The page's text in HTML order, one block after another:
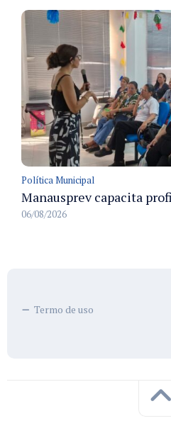
Política Municipal
06/08/2026
Termo de uso